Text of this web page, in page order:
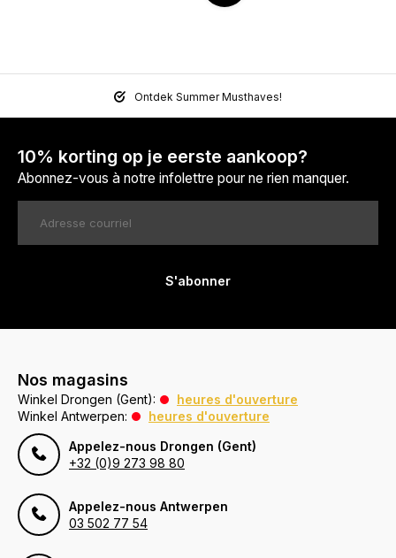
Ontdek Summer Musthaves!
10% korting op je eerste aankoop?
Abonnez-vous à notre infolettre pour ne rien manquer.
S'abonner
Nos magasins
Winkel Drongen (Gent):
heures d'ouverture
Winkel Antwerpen:
heures d'ouverture
Appelez-nous Drongen (Gent)
+32 (0)9 273 98 80
Appelez-nous Antwerpen
03 502 77 54